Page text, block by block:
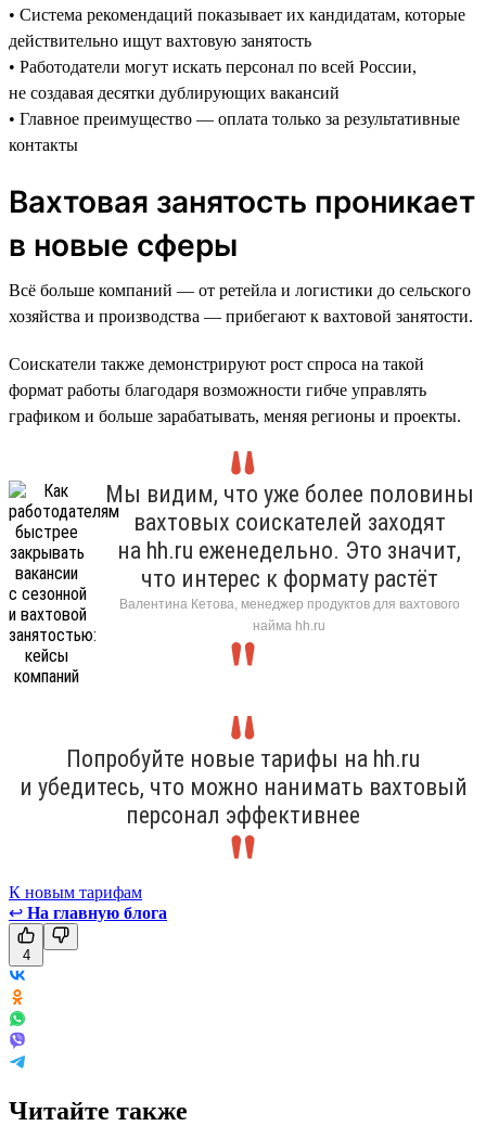
• Система рекомендаций показывает их кандидатам, которые
действительно ищут вахтовую занятость
• Работодатели могут искать персонал по всей России,
не создавая десятки дублирующих вакансий
• Главное преимущество — оплата только за результативные
контакты
Вахтовая занятость проникает
в новые сферы
Всё больше компаний — от ретейла и логистики до сельского
хозяйства и производства — прибегают к вахтовой занятости.
Соискатели также демонстрируют рост спроса на такой
формат работы благодаря возможности гибче управлять
графиком и больше зарабатывать, меняя регионы и проекты.
Мы видим, что уже более половины
вахтовых соискателей заходят
на hh.ru еженедельно. Это значит,
что интерес к формату растёт
Валентина Кетова, менеджер продуктов для вахтового
найма hh.ru
Попробуйте новые тарифы на hh.ru
и убедитесь, что можно нанимать вахтовый
персонал эффективнее
К новым тарифам
↩ На главную блога
4
Читайте также